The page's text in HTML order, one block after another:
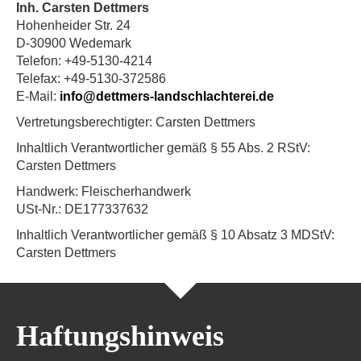
Inh. Carsten Dettmers
Hohenheider Str. 24
D-30900 Wedemark
Telefon: +49-5130-4214
Telefax: +49-5130-372586
E-Mail: info@dettmers-landschlachterei.de
Vertretungsberechtigter: Carsten Dettmers
Inhaltlich Verantwortlicher gemäß § 55 Abs. 2 RStV:
Carsten Dettmers
Handwerk: Fleischerhandwerk
USt-Nr.: DE177337632
Inhaltlich Verantwortlicher gemäß § 10 Absatz 3 MDStV:
Carsten Dettmers
Haftungshinweis